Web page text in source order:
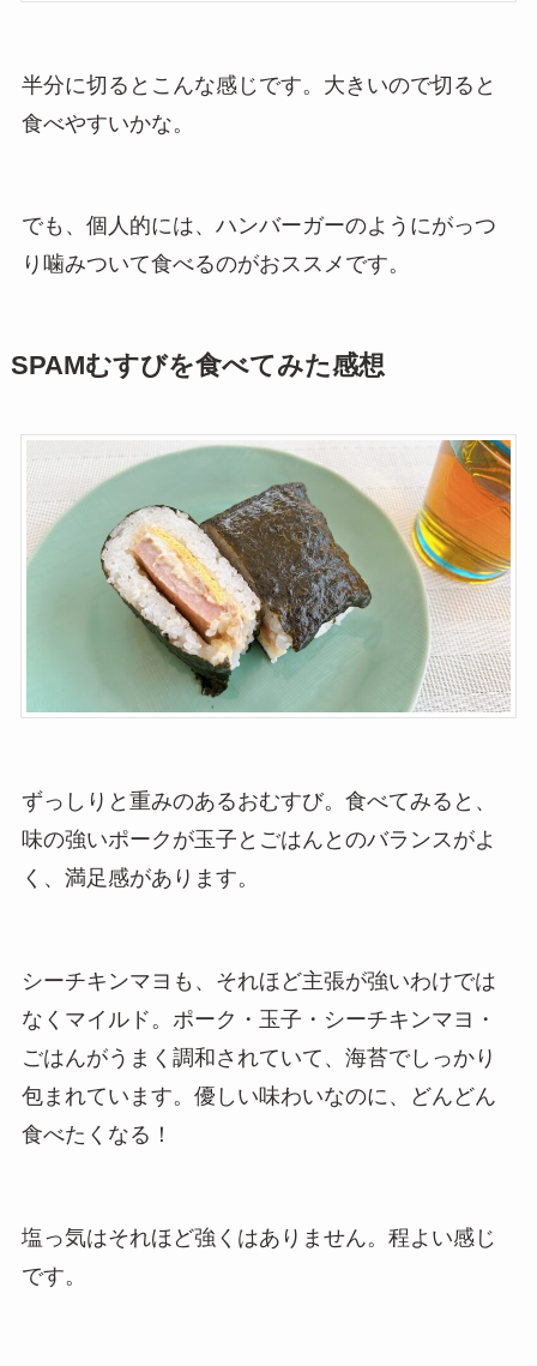
半分に切るとこんな感じです。大きいので切ると
食べやすいかな。
でも、個人的には、ハンバーガーのようにがっつ
り噛みついて食べるのがおススメです。
SPAMむすびを食べてみた感想
ずっしりと重みのあるおむすび。食べてみると、
味の強いポークが玉子とごはんとのバランスがよ
く、満足感があります。
シーチキンマヨも、それほど主張が強いわけでは
なくマイルド。ポーク・玉子・シーチキンマヨ・
ごはんがうまく調和されていて、海苔でしっかり
包まれています。優しい味わいなのに、どんどん
食べたくなる！
塩っ気はそれほど強くはありません。程よい感じ
です。